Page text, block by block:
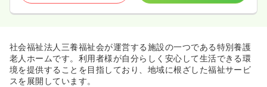
社会福祉法人三養福祉会が運営する施設の一つである特別養護
老人ホームです。利用者様が自分らしく安心して生活できる環
境を提供することを目指しており、地域に根ざした福祉サービ
スを展開しています。